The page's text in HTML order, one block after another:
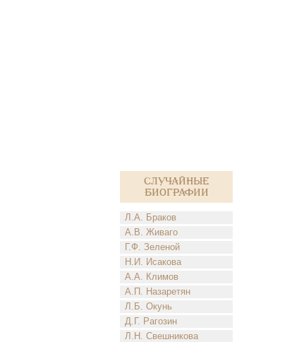
Случайные
биографии
Л.А. Браков
А.В. Живаго
Г.Ф. Зеленой
Н.И. Исакова
А.А. Климов
А.П. Назаретян
Л.Б. Окунь
Д.Г. Рагозин
Л.Н. Свешникова